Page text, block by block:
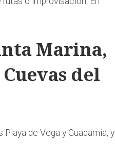
Marina,
del
de Vega y Guadamía, y